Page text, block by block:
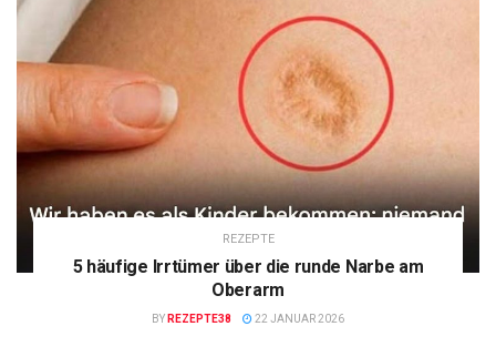
REZEPTE
5 häufige Irrtümer über die runde Narbe am
Oberarm
BY REZEPTE38 22 JANUAR 2026